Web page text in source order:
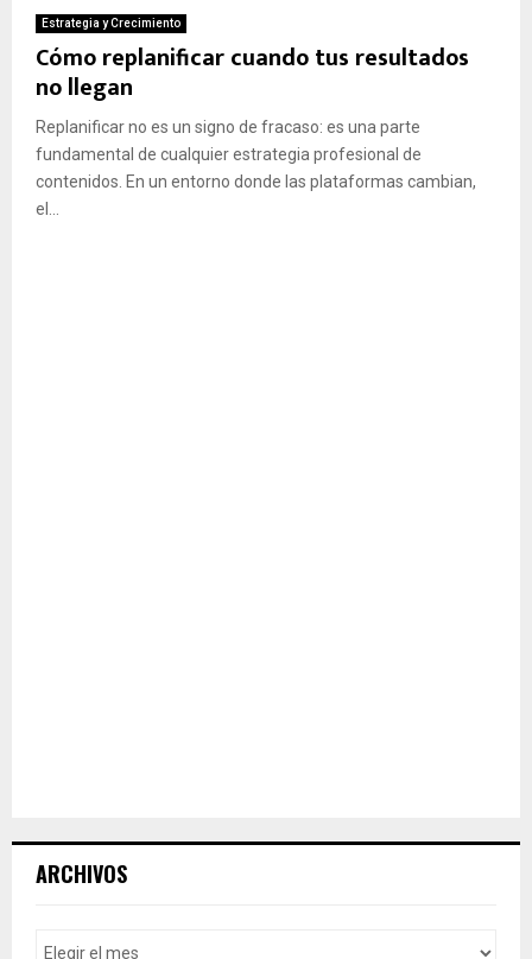
Estrategia y Crecimiento
Cómo replanificar cuando tus resultados
no llegan
Replanificar no es un signo de fracaso: es una parte
fundamental de cualquier estrategia profesional de
contenidos. En un entorno donde las plataformas cambian,
el...
ARCHIVOS